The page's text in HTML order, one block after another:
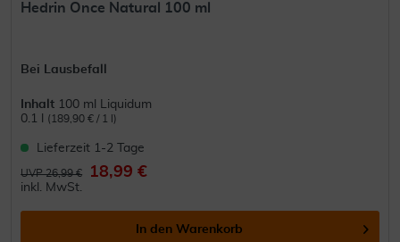
Hedrin Once Natural 100 ml
Bei Lausbefall
Inhalt 100 ml Liquidum
0.1 l
(189,90 € / 1 l)
Lieferzeit 1-2 Tage
UVP 26,99 € 18,99 €
inkl. MwSt.
In den Warenkorb